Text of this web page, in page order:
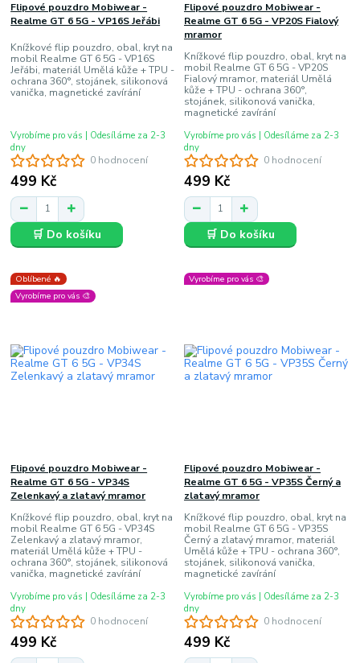
0 hodnocení
Flipové pouzdro Mobiwear -
Realme GT 6 5G - VP16S Jeřábi
Knížkové flip pouzdro, obal, kryt na
mobil Realme GT 6 5G - VP16S
Jeřábi, materiál Umělá kůže + TPU -
ochrana 360°, stojánek, silikonová
vanička, magnetické zavírání
499 Kč
Vyrobíme pro vás | Odesíláme za 2-3
dny
🛒 Do košíku
0 hodnocení
Flipové pouzdro Mobiwear -
Realme GT 6 5G - VP20S Fialový
mramor
Knížkové flip pouzdro, obal, kryt na
mobil Realme GT 6 5G - VP20S
Fialový mramor, materiál Umělá
kůže + TPU - ochrana 360°,
stojánek, silikonová vanička,
magnetické zavírání
499 Kč
Vyrobíme pro vás | Odesíláme za 2-3
dny
🛒 Do košíku
Oblíbené 🔥
Vyrobíme pro vás 🎨
0 hodnocení
Flipové pouzdro Mobiwear -
Realme GT 6 5G - VP34S
Zelenkavý a zlatavý mramor
Knížkové flip pouzdro, obal, kryt na
mobil Realme GT 6 5G - VP34S
Zelenkavý a zlatavý mramor,
materiál Umělá kůže + TPU -
ochrana 360°, stojánek, silikonová
vanička, magnetické zavírání
499 Kč
Vyrobíme pro vás | Odesíláme za 2-3
dny
Vyrobíme pro vás 🎨
0 hodnocení
Flipové pouzdro Mobiwear -
Realme GT 6 5G - VP35S Černý a
zlatavý mramor
Knížkové flip pouzdro, obal, kryt na
mobil Realme GT 6 5G - VP35S
Černý a zlatavý mramor, materiál
Umělá kůže + TPU - ochrana 360°,
stojánek, silikonová vanička,
magnetické zavírání
499 Kč
Vyrobíme pro vás | Odesíláme za 2-3
dny